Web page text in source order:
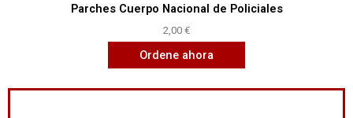
Parches Cuerpo Nacional de Policiales
2,00 €
Ordene ahora